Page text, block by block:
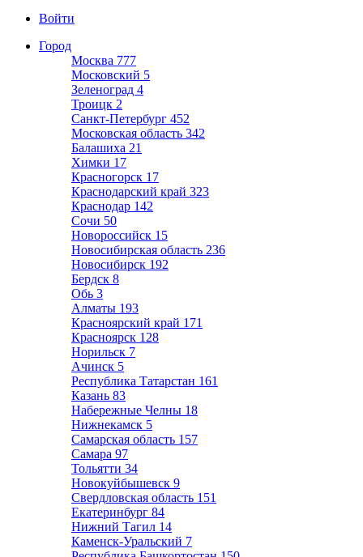
Войти
Город
Москва 777
Московский 5
Зеленоград 4
Троицк 2
Санкт-Петербург 452
Московская область 342
Балашиха 21
Химки 17
Красногорск 17
Краснодарский край 323
Краснодар 142
Сочи 50
Новороссийск 15
Новосибирская область 236
Новосибирск 192
Бердск 8
Обь 3
Алматы 193
Красноярский край 171
Красноярск 128
Норильск 7
Ачинск 5
Республика Татарстан 161
Казань 83
Набережные Челны 18
Нижнекамск 5
Самарская область 157
Самара 97
Тольятти 34
Новокуйбышевск 9
Свердловская область 151
Екатеринбург 84
Нижний Тагил 14
Каменск-Уральский 7